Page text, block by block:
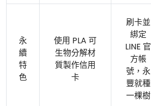
永
續
特
色
使用 PLA 可
生物分解材
質製作信用
卡
刷卡並
綁定
LINE 官
方帳
號，永
豐就種
一棵樹